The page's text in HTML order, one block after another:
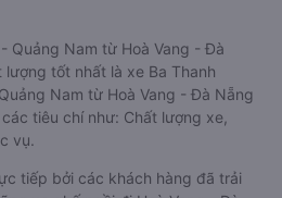
Quảng Nam từ Hoà Vang - Đà
tốt nhất là xe Ba Thanh
Nam từ Hoà Vang - Đà Nẵng
tiêu chí như: Chất lượng xe,
vụ.
tiếp bởi các khách hàng đã trải